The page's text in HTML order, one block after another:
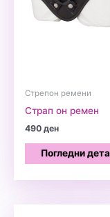
Стрепон ремени
Страп он ремен
490ден
Погледни